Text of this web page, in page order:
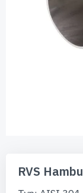
naar
begin
RVS